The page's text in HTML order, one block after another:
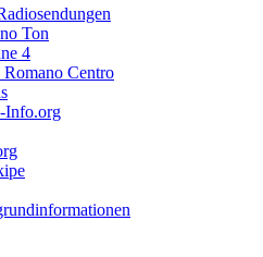
Ton
4
Romano Centro
Info.org